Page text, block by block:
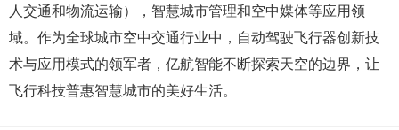
人交通和物流运输），智慧城市管理和空中媒体等应用领
域。作为全球城市空中交通行业中，自动驾驶飞行器创新技
术与应用模式的领军者，亿航智能不断探索天空的边界，让
飞行科技普惠智慧城市的美好生活。